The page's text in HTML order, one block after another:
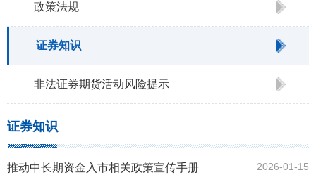
政策法规
证券知识
非法证券期货活动风险提示
证券知识
推动中长期资金入市相关政策宣传手册 2026-01-15